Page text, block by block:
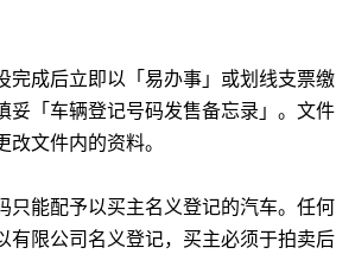
完成后立即以「易办事」或划线支票缴
妥「车辆登记号码发售备忘录」。文件
改文件内的资料。
只能配予以买主名义登记的汽车。任何
有限公司名义登记，买主必须于拍卖后